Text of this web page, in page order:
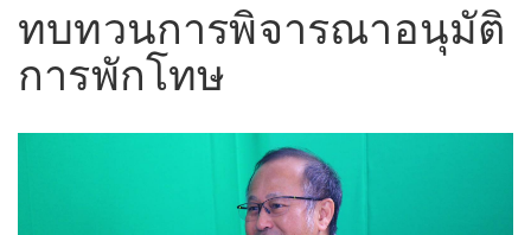
ทบทวนการพิจารณาอนุมัติ
การพักโทษ